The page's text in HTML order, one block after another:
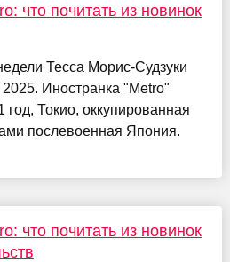
что почитать из новинок
Тесса Морис-Судзуки
Иностранка "Metro"
Токио, оккупированная
послевоенная Япония.
что почитать из новинок